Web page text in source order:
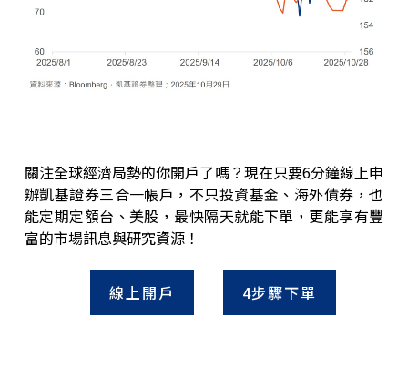
關注全球經濟局勢的你開戶了嗎？現在只要6分鐘線上申
辦凱基證券三合一帳戶，不只投資基金、海外債券，也
能定期定額台、美股，最快隔天就能下單，更能享有豐
富的市場訊息與研究資源！
線上開戶 4步驟下單